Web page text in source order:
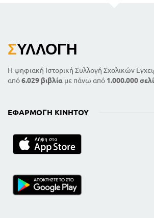
ΣΥΛΛΟΓΉ
Η ψηφιακή Ιστορική Συλλογή Σχολικών
από6.029 βιβλία με πάνω από 1.000.000
ΕΦΑΡΜΟΓΉ ΚΙΝΗΤΟΎ